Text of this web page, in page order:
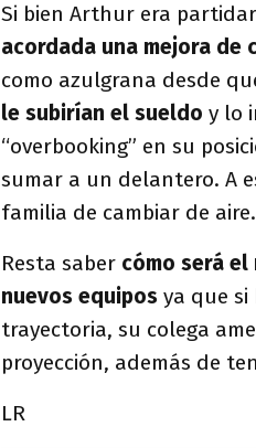
Si bien Arthur era
acordada una mejora de
como azulgrana desde
le subirían el sueldo y lo
“overbooking” en su
sumar a un delantero. A
familia de cambiar de aire.
Resta saber cómo será
nuevos equipos ya que
trayectoria, su colega
proyección, además de
LR